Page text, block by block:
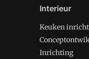
Interieur
Keuken
Inrichting